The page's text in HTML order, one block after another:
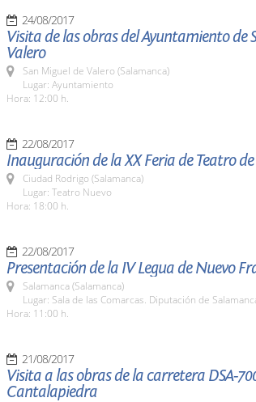
24/08/2017
Visita de las obras del Ayuntamiento de
Valero
San Miguel de Valero (Salamanca)
Lugar: Ayuntamiento
Hora: 12:00 h.
22/08/2017
Inauguración de la XX Feria de Teatro
Ciudad Rodrigo (Salamanca)
Lugar: Teatro Nuevo
Hora: 18:00 h.
22/08/2017
Presentación de la IV Legua de Nuevo
Salamanca (Salamanca)
Lugar: Sala de las Comarcas. Diputación de
Hora: 11:00 h.
21/08/2017
Visita a las obras de la carretera DSA-
Cantalapiedra